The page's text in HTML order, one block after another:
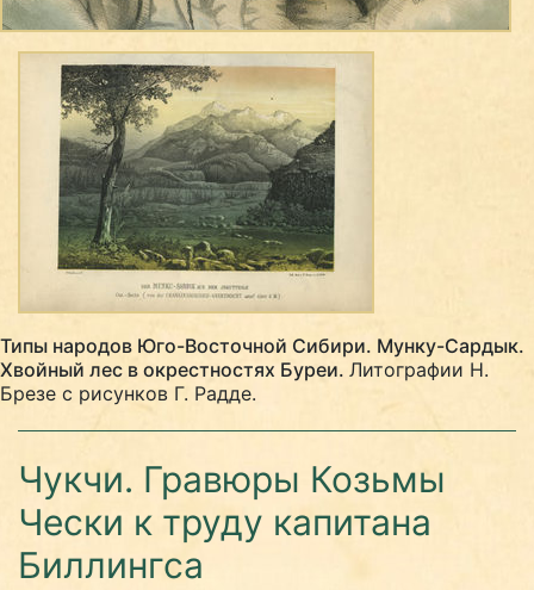
Типы народов Юго-Восточной Сибири. Мунку-Сардык.
Хвойный лес в окрестностях Буреи. Литографии Н.
Брезе с рисунков Г. Радде.
Чукчи. Гравюры Козьмы
Чески к труду капитана
Биллингса